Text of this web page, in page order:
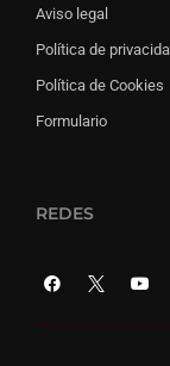
Aviso legal
Política de
Política de Cookies
Formulario
REDES